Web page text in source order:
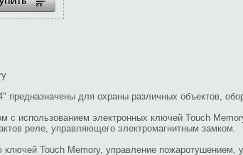
для охраны различных объектов,
с использованием электронных ключей Touch
реле, управляющего электромагнитным замком.
Touch Memory, управление пожаротушением,